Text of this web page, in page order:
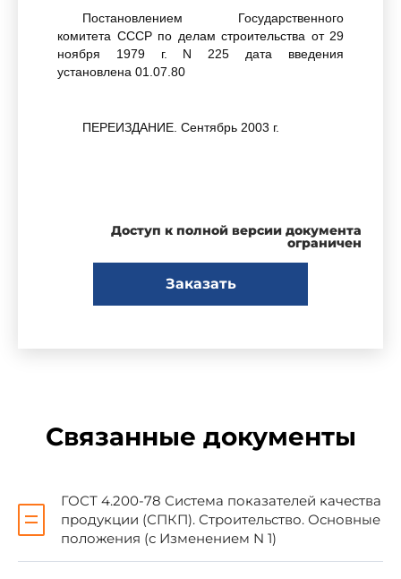
Постановлением Государственного
комитета СССР по делам строительства от 29
ноября 1979 г. N 225 дата введения
установлена 01.07.80
ПЕРЕИЗДАНИЕ. Сентябрь 2003 г.
керамические отделочные и облицовочные
условий и других нормативных документов;
планировании их качества;
разработке систем управления качеством
Доступ к полной версии документа
ограничен
Заказать
Связанные документы
ГОСТ 4.200-78 Система показателей качества
продукции (СПКП). Строительство. Основные
положения (с Изменением N 1)